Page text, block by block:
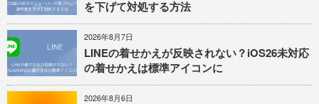
を下げて対処する方法
2026年8月7日
LINEの着せかえが反映されない？iOS26未対応
の着せかえは標準アイコンに
2026年8月6日